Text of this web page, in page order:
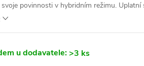
povinnosti v hybridním režimu. Uplatní
u dodavatele:>3 ks